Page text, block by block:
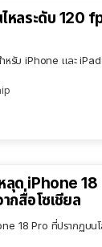
หลระดับ 120
ำหรับ iPhone และ
ลุด iPhone 18
กสื่อโซเชียล
18 Pro ที่ปรากฏบน